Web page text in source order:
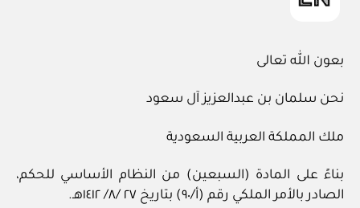
بعون الله تعالى
نحن سلمان بن عبدالعزيز آل سعود
ملك المملكة العربية السعودية
بناءً على المادة (السبعين) من النظام الأساسي للحكم،
الصادر بالأمر الملكي رقم (أ/٩٠) بتاريخ ٢٧ /٨/ ١٤١٢هـ.